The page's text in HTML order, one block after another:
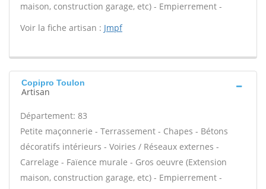
maison, construction garage, etc) - Empierrement -
Voir la fiche artisan : Jmpf
Copipro Toulon
Artisan
Département: 83
Petite maçonnerie - Terrassement - Chapes - Bétons
décoratifs intérieurs - Voiries / Réseaux externes -
Carrelage - Faïence murale - Gros oeuvre (Extension
maison, construction garage, etc) - Empierrement -